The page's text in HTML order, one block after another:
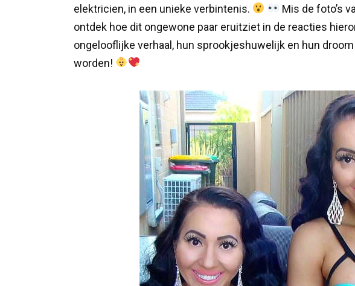
elektricien, in een unieke verbintenis.
Mis de foto’s
ontdek hoe dit ongewone paar eruitziet in de reacties
ongelooflijke verhaal, hun sprookjeshuwelijk en hun
worden!